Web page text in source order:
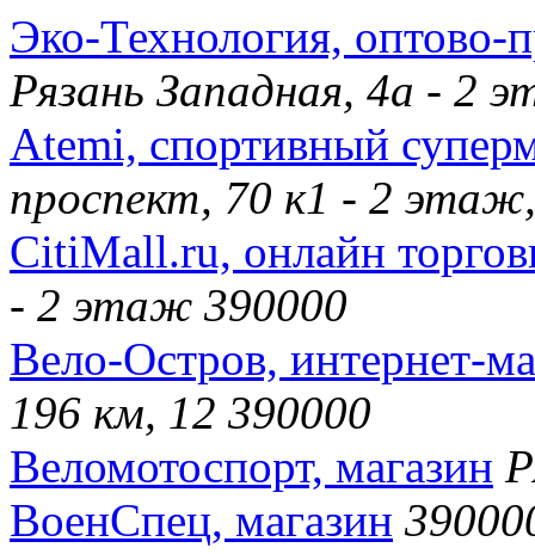
Эко-Технология, оптово-
Рязань Западная, 4а - 2
Atemi, спортивный
проспект, 70 к1 - 2
CitiMall.ru, онлайн
- 2 этаж 390000
Вело-Остров, интернет-
196 км, 12 390000
Веломотоспорт, магазин
ВоенСпец, магазин